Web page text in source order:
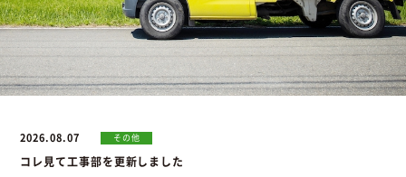
BLOG
お問い合わせ
2026.08.07 その他
コレ見て工事部を更新しました